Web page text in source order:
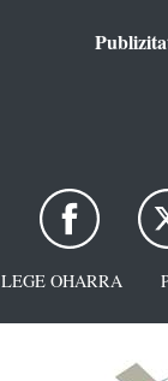
LEGE OHARRA